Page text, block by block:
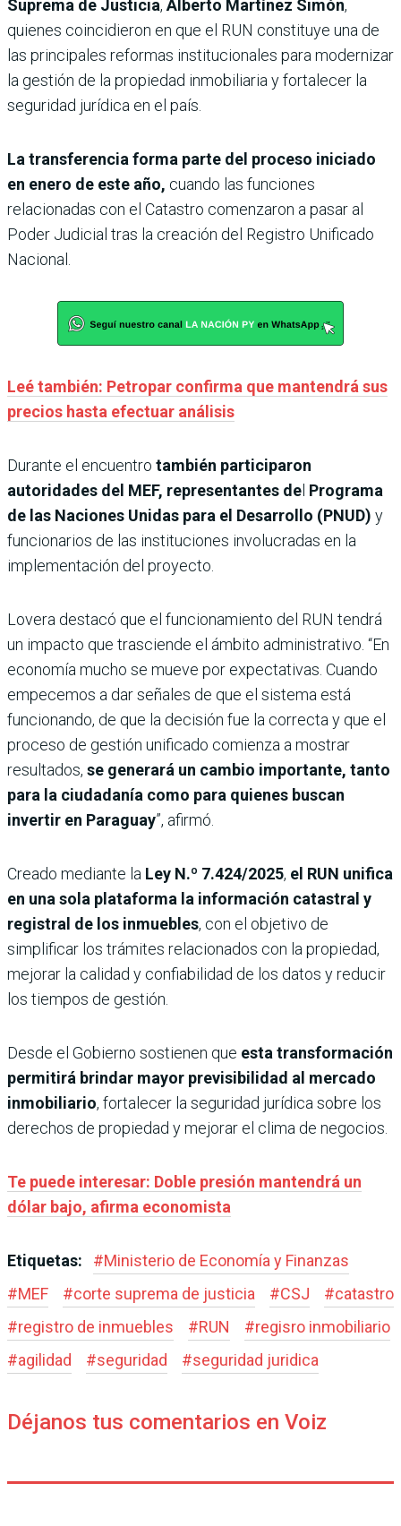
Suprema de Justicia, Alberto Martínez Simón,
quienes coincidieron en que el RUN constituye una de
las principales reformas institucionales para modernizar
la gestión de la propiedad inmobiliaria y fortalecer la
seguridad jurídica en el país.
La transferencia forma parte del proceso iniciado
en enero de este año, cuando las funciones
relacionadas con el Catastro comenzaron a pasar al
Poder Judicial tras la creación del Registro Unificado
Nacional.
Leé también: Petropar confirma que mantendrá sus
precios hasta efectuar análisis
Durante el encuentro también participaron
autoridades del MEF, representantes de Programa
de las Naciones Unidas para el Desarrollo (PNUD) y
funcionarios de las instituciones involucradas en la
implementación del proyecto.
Lovera destacó que el funcionamiento del RUN tendrá
un impacto que trasciende el ámbito administrativo. “En
economía mucho se mueve por expectativas. Cuando
empecemos a dar señales de que el sistema está
funcionando, de que la decisión fue la correcta y que el
proceso de gestión unificado comienza a mostrar
resultados, se generará un cambio importante, tanto
para la ciudadanía como para quienes buscan
invertir en Paraguay”, afirmó.
Creado mediante la Ley N.º 7.424/2025, el RUN unifica
en una sola plataforma la información catastral y
registral de los inmuebles, con el objetivo de
simplificar los trámites relacionados con la propiedad,
mejorar la calidad y confiabilidad de los datos y reducir
los tiempos de gestión.
Desde el Gobierno sostienen que esta transformación
permitirá brindar mayor previsibilidad al mercado
inmobiliario, fortalecer la seguridad jurídica sobre los
derechos de propiedad y mejorar el clima de negocios.
Te puede interesar: Doble presión mantendrá un
dólar bajo, afirma economista
Etiquetas: #Ministerio de Economía y Finanzas
#MEF #corte suprema de justicia #CSJ #catastro
#registro de inmuebles #RUN #regisro inmobiliario
#agilidad #seguridad #seguridad juridica
Déjanos tus comentarios en Voiz